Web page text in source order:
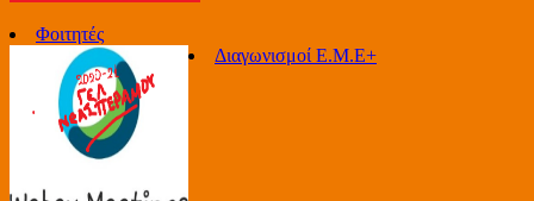
Φοιτητές
Διαγωνισμοί Ε.Μ.Ε+